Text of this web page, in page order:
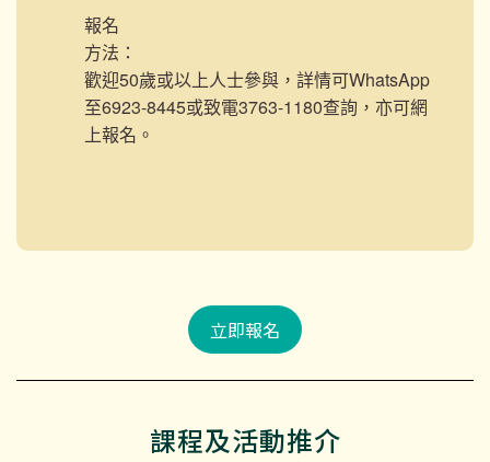
報名
方法：
歡迎50歲或以上人士參與，詳情可WhatsApp
至6923-8445或致電3763-1180查詢，亦可網
上報名。
立即報名
課程及活動推介